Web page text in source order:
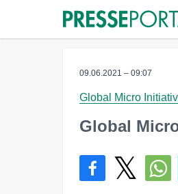
09.06.2021 – 09:07
Global Micro
Global